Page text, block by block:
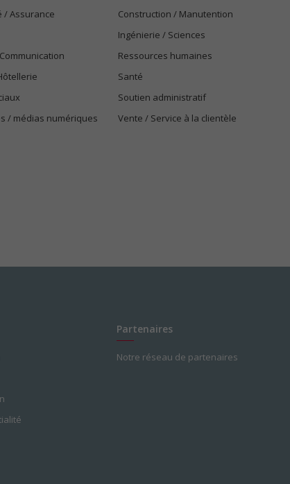
/ Assurance
Construction / Manutention
Ingénierie / Sciences
Ressources humaines
Santé
Soutien administratif
/ médias numériques
Vente / Service à la clientèle
Partenaires
Notre réseau de partenaires